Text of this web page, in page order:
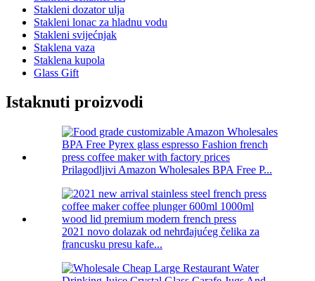
Stakleni dozator ulja
Stakleni lonac za hladnu vodu
Stakleni svijećnjak
Staklena vaza
Staklena kupola
Glass Gift
Istaknuti proizvodi
Prilagodljivi Amazon Wholesales BPA Free P...
2021 novo dolazak od nehrđajućeg čelika za
francusku presu kafe...